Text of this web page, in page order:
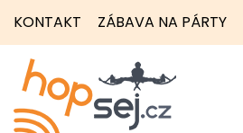
KONTAKT ZÁBAVA NA PÁRTY